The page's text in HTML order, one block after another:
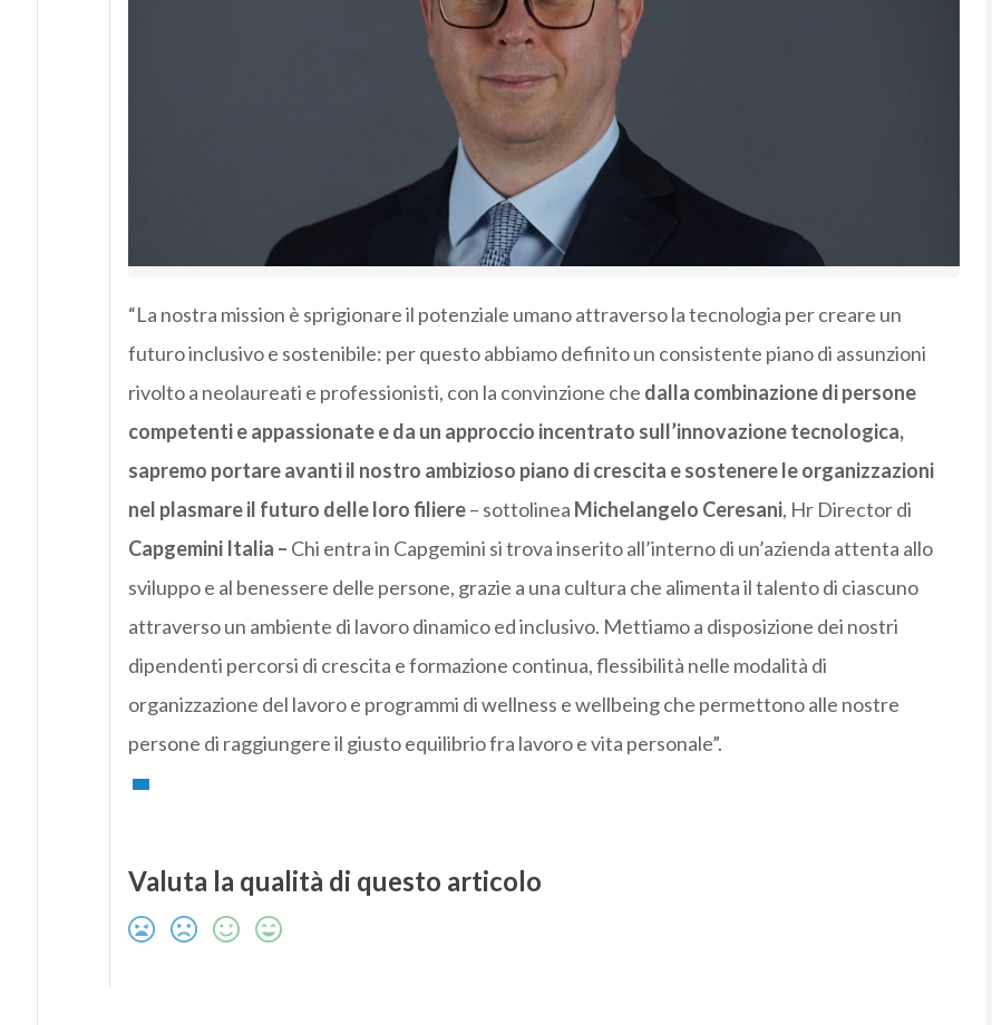
“La nostra mission è sprigionare il potenziale umano attraverso la tecnologia per creare un
futuro inclusivo e sostenibile: per questo abbiamo definito un consistente piano di assunzioni
rivolto a neolaureati e professionisti, con la convinzione che dalla combinazione di persone
competenti e appassionate e da un approccio incentrato sull’innovazione tecnologica,
sapremo portare avanti il nostro ambizioso piano di crescita e sostenere le organizzazioni
nel plasmare il futuro delle loro filiere– sottolinea Michelangelo Ceresani, Hr Director di
Capgemini Italia – Chi entra in Capgemini si trova inserito all’interno di un’azienda attenta allo
sviluppo e al benessere delle persone, grazie a una cultura che alimenta il talento di ciascuno
attraverso un ambiente di lavoro dinamico ed inclusivo. Mettiamo a disposizione dei nostri
dipendenti percorsi di crescita e formazione continua, flessibilità nelle modalità di
organizzazione del lavoro e programmi di wellness e wellbeing che permettono alle nostre
persone di raggiungere il giusto equilibrio fra lavoro e vita personale”.
Valuta la qualità di questo articolo